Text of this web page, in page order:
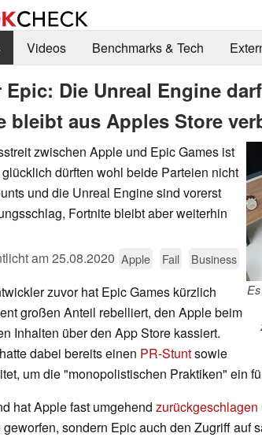
Videos Benchmarks & Tech
Die Unreal Engine
bleibt aus Apples Store
zwischen Apple und Epic Games ist
dürften wohl beide Parteien nicht
und die Unreal Engine sind vorerst
Fortnite bleibt aber weiterhin
am25.08.2020 Apple Fail Business
zuvor hat Epic Games kürzlich
großen Anteil rebelliert, den Apple beim
Inhalten über den App Store kassiert.
dabei bereits einen PR-Stuntsowie
um die "monopolistischen Praktiken" ein
hat Apple fast umgehend zurückgeschlagen
sondern Epic auch den Zugriff auf